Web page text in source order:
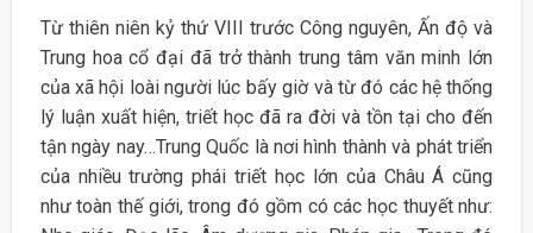
Từ thiên niên kỷ thứ VIII trước Công nguyên, Ấn độ và
Trung hoa cổ đại đã trở thành trung tâm văn minh lớn
của xã hội loài người lúc bấy giờ và từ đó các hệ thống
lý luận xuất hiện, triết học đã ra đời và tồn tại cho đến
tận ngày nay…Trung Quốc là nơi hình thành và phát triển
của nhiều trường phái triết học lớn của Châu Á cũng
như toàn thế giới, trong đó gồm có các học thuyết như: